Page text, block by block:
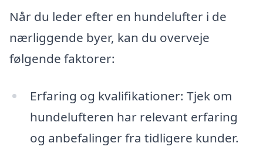
Når du leder efter en hundelufter i de
nærliggende byer, kan du overveje
følgende faktorer:
Erfaring og kvalifikationer: Tjek om
hundelufteren har relevant erfaring
og anbefalinger fra tidligere kunder.